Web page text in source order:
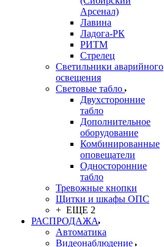
Арсенал)
Лавина
Ладога-РК
РИТМ
Стрелец
Светильники аварийного
освещения
Световые табло
Двухсторонние
табло
Дополнительное
оборудование
Комбинированные
оповещатели
Односторонние
табло
Тревожные кнопки
Щитки и шкафы ОПС
+ ЕЩЕ 2
РАСПРОДАЖА
Автоматика
Видеонаблюдение